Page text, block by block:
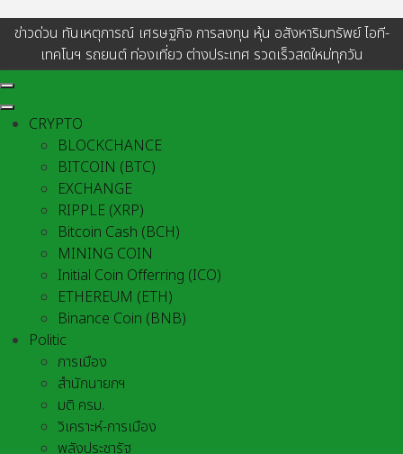
ข่าวด่วน ทันเหตุการณ์ เศรษฐกิจ การลงทุน หุ้น อสังหาริมทรัพย์ ไอที-
เทคโนฯ รถยนต์ ท่องเที่ยว ต่างประเทศ รวดเร็วสดใหม่ทุกวัน
CRYPTO
BLOCKCHANCE
BITCOIN (BTC)
EXCHANGE
RIPPLE (XRP)
Bitcoin Cash (BCH)
MINING COIN
Initial Coin Offerring (ICO)
ETHEREUM (ETH)
Binance Coin (BNB)
Politic
การเมือง
สำนักนายกฯ
มติ ครม.
วิเคราะห์-การเมือง
พลังประชารัฐ